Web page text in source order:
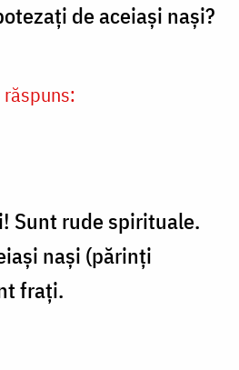
de aceiași nași?
răspuns:
Sunt rude spirituale.
nași (părinți
frați.